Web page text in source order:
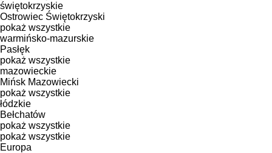
świętokrzyskie
Ostrowiec Świętokrzyski
pokaż wszystkie
warmińsko-mazurskie
Pasłęk
pokaż wszystkie
mazowieckie
Mińsk Mazowiecki
pokaż wszystkie
łódzkie
Bełchatów
pokaż wszystkie
pokaż wszystkie
Europa